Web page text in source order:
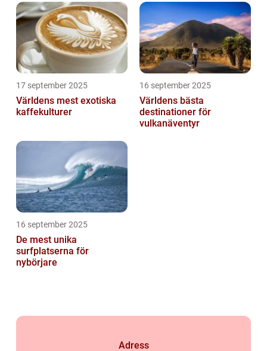
17 september 2025
Världens mest exotiska
kaffekulturer
16 september 2025
Världens bästa
destinationer för
vulkanäventyr
16 september 2025
De mest unika
surfplatserna för
nybörjare
Adress